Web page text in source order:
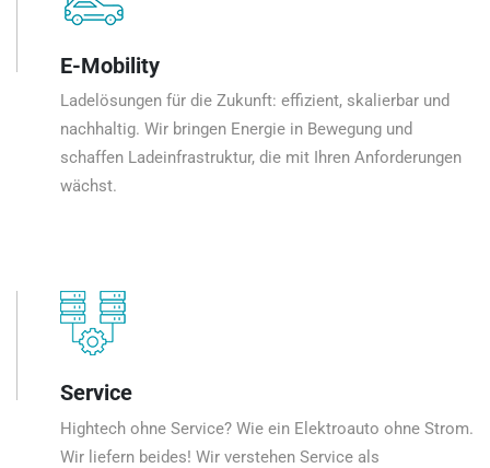
E-Mobility
Ladelösungen für die Zukunft: effizient, skalierbar und
nachhaltig. Wir bringen Energie in Bewegung und
schaffen Ladeinfrastruktur, die mit Ihren Anforderungen
wächst.
Service
Hightech ohne Service? Wie ein Elektroauto ohne Strom.
Wir liefern beides! Wir verstehen Service als